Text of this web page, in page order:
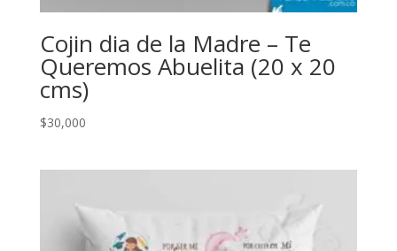
Cojin dia de la Madre – Te
Queremos Abuelita (20 x 20
cms)
$30,000